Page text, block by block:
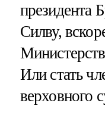
президента
Силву,
Или стать
верховного